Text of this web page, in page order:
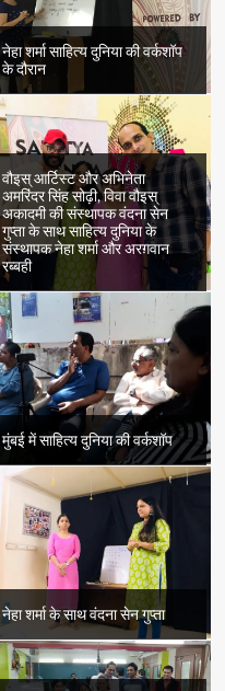
नेहा शर्मा साहित्य दुनिया की वर्कशॉप
के दौरान
वौइस् आर्टिस्ट और अभिनेता
अमरिंदर सिंह सोढ़ी, विवा वौइस्
अकादमी की संस्थापक वंदना सेन
गुप्ता के साथ साहित्य दुनिया के
संस्थापक नेहा शर्मा और अरग़वान
रब्बही
मुंबई में साहित्य दुनिया की वर्कशॉप
नेहा शर्मा के साथ वंदना सेन गुप्ता